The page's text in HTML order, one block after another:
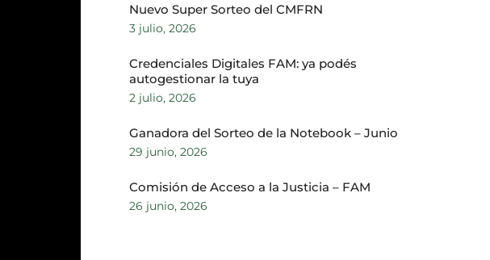
Nuevo Super Sorteo del CMFRN
3 julio, 2026
Credenciales Digitales FAM: ya podés
autogestionar la tuya
2 julio, 2026
Ganadora del Sorteo de la Notebook – Junio
29 junio, 2026
Comisión de Acceso a la Justicia – FAM
26 junio, 2026